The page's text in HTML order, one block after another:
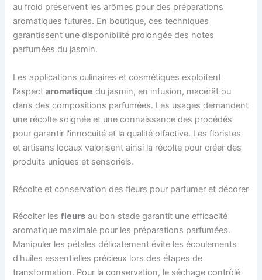
au froid préservent les arômes pour des préparations
aromatiques futures. En boutique, ces techniques
garantissent une disponibilité prolongée des notes
parfumées du jasmin.
Les applications culinaires et cosmétiques exploitent
l'aspectaromatique du jasmin, en infusion, macérât ou
dans des compositions parfumées. Les usages demandent
une récolte soignée et une connaissance des procédés
pour garantir l'innocuité et la qualité olfactive. Les floristes
et artisans locaux valorisent ainsi la récolte pour créer des
produits uniques et sensoriels.
Récolte et conservation des fleurs pour parfumer et décorer
Récolter lesfleurs au bon stade garantit une efficacité
aromatique maximale pour les préparations parfumées.
Manipuler les pétales délicatement évite les écoulements
d'huiles essentielles précieux lors des étapes de
transformation. Pour la conservation, le séchage contrôlé